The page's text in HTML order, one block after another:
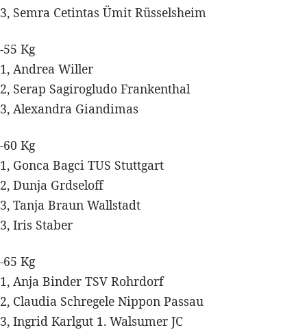
3, Semra Cetintas Ümit Rüsselsheim
-55 Kg
1, Andrea Willer
2, Serap Sagirogludo Frankenthal
3, Alexandra Giandimas
-60 Kg
1, Gonca Bagci TUS Stuttgart
2, Dunja Grdseloff
3, Tanja Braun Wallstadt
3, Iris Staber
-65 Kg
1, Anja Binder TSV Rohrdorf
2, Claudia Schregele Nippon Passau
3, Ingrid Karlgut 1. Walsumer JC